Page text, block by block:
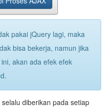
pakai jQuery lagi, maka
bisa bekerja, namun jika
akan ada efek efek
diberikan pada setiap